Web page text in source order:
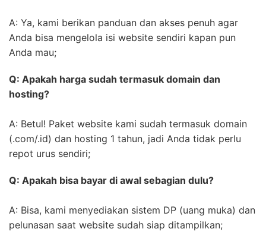
A: Ya, kami berikan panduan dan akses penuh agar
Anda bisa mengelola isi website sendiri kapan pun
Anda mau;
Q: Apakah harga sudah termasuk domain dan
hosting?
A: Betul! Paket website kami sudah termasuk domain
(.com/.id) dan hosting 1 tahun, jadi Anda tidak perlu
repot urus sendiri;
Q: Apakah bisa bayar di awal sebagian dulu?
A: Bisa, kami menyediakan sistem DP (uang muka) dan
pelunasan saat website sudah siap ditampilkan;